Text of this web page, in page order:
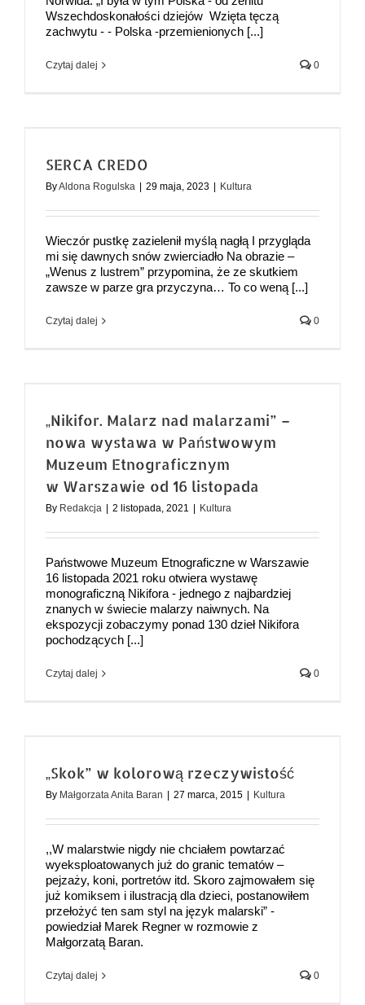
Wszechdoskonałości dziejów Wzięta tęczą
zachwytu - - Polska -przemienionych [...]
Czytaj dalej 0
SERCA CREDO
ByAldona Rogulska | 29 maja, 2023 | Kultura
Wieczór pustkę zazielenił myślą nagłą I przygląda
mi się dawnych snów zwierciadło Na obrazie –
„Wenus z lustrem” przypomina, że ze skutkiem
zawsze w parze gra przyczyna… To co weną [...]
Czytaj dalej 0
„Nikifor. Malarz nad malarzami” –
nowa wystawa w Państwowym
Muzeum Etnograficznym
w Warszawie od 16 listopada
By Redakcja | 2 listopada, 2021 | Kultura
Państwowe Muzeum Etnograficzne w Warszawie
16 listopada 2021 roku otwiera wystawę
monograficzną Nikifora - jednego z najbardziej
znanych w świecie malarzy naiwnych. Na
ekspozycji zobaczymy ponad 130 dzieł Nikifora
pochodzących [...]
Czytaj dalej 0
„Skok” w kolorową rzeczywistość
By Małgorzata Anita Baran | 27 marca, 2015 | Kultura
,,W malarstwie nigdy nie chciałem powtarzać
wyeksploatowanych już do granic tematów –
pejzaży, koni, portretów itd. Skoro zajmowałem się
już komiksem i ilustracją dla dzieci, postanowiłem
przełożyć ten sam styl na język malarski” -
powiedział Marek Regner w rozmowie z
Małgorzatą Baran.
Czytaj dalej 0